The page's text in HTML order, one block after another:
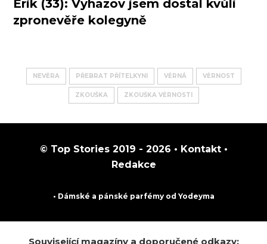
Erik (33): Vyhazov jsem dostal kvůli
zpronevěře kolegyně
NEVĚRA PŘEBRAT PŘÍTELKYNI VĚRNÁ VĚRNOST
ZKOUŠKA ZKOUŠKA VĚRNOSTI
© Top Stories 2019 - 2026 • Kontakt•
Redakce
• Dámské a pánské parfémyod Yodeyma
Související magazíny a doporučené odkazy: